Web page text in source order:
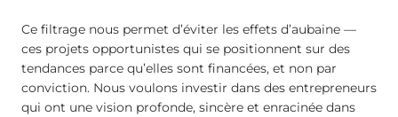
Ce filtrage nous permet d’éviter les effets d’aubaine —
ces projets opportunistes qui se positionnent sur des
tendances parce qu’elles sont financées, et non par
conviction. Nous voulons investir dans des entrepreneurs
qui ont une vision profonde, sincère et enracinée dans